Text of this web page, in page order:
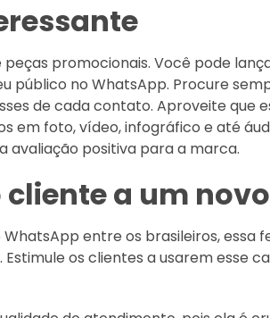
promocionais. Você pode
público no WhatsApp. Procure
de cada contato. Aproveite que
em foto, vídeo, infográfico e até
avaliação positiva para a marca.
a um
entre os brasileiros, essa
os clientes a usarem esse